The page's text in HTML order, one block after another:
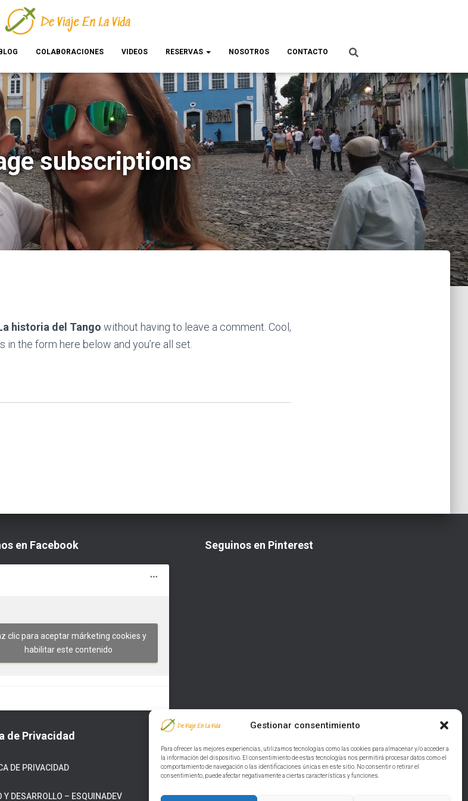
Gestionar consentimiento
Para ofrecer las mejores experiencias, utilizamos tecnologías como las cookies para almacenar y/o acceder a
la información del dispositivo. El consentimiento de estas tecnologías nos permitirá procesar datos como el
comportamiento de navegación o las identificaciones únicas en este sitio. No consentir o retirar el
consentimiento, puede afectar negativamente a ciertas características y funciones.
BLOG COLABORACIONES VIDEOS RESERVAS NOSOTROS CONTACTO
subscriptions
historia del Tango without having to leave a comment. Cool,
the form here below and you’re all set.
en Facebook
clic para aceptar márketing cookies y
habilitar este contenido
de Privacidad
DE PRIVACIDAD
Y DESARROLLO – ESQUINADEV
Seguinos en Pinterest